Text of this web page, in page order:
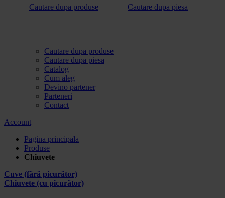
Cautare dupa produse
Cautare dupa piesa
Cautare dupa produse
Cautare dupa piesa
Catalog
Cum aleg
Devino partener
Parteneri
Contact
Account
Pagina principala
Produse
Chiuvete
Cuve (fără picurător)
Chiuvete (cu picurător)